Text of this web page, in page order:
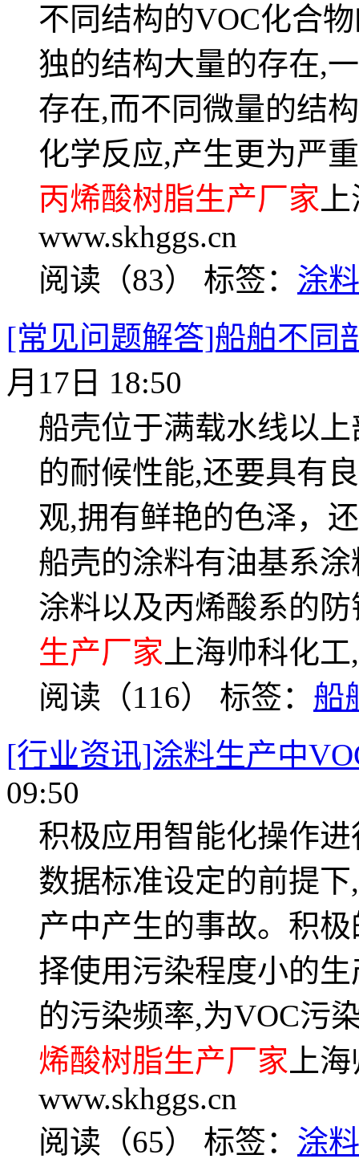
不同结构的VOC化合
独的结构大量的存在,
存在,而不同微量的结
化学反应,产生更为严
丙烯酸树脂生产厂家
www.skhggs.cn
阅读（83） 标签： 涂料
[常见问题解答]船舶不同
月17日 18:50
船壳位于满载水线以
的耐候性能,还要具有
观,拥有鲜艳的色泽，
船壳的涂料有油基系
涂料以及丙烯酸系的
生产厂家 上海帅科化
阅读（116） 标签： 船
[行业资讯]涂料生产中
09:50
积极应用智能化操作
数据标准设定的前提
产中产生的事故。积
择使用污染程度小的
的污染频率,为VOC污
烯酸树脂生产厂家 上
www.skhggs.cn
阅读（65） 标签： 涂料